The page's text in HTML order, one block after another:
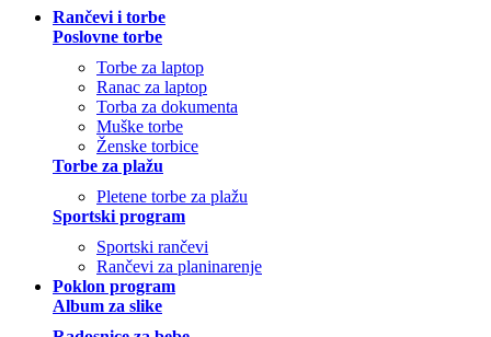
Rančevi i torbe
Poslovne torbe
Torbe za laptop
Ranac za laptop
Torba za dokumenta
Muške torbe
Ženske torbice
Torbe za plažu
Pletene torbe za plažu
Sportski program
Sportski rančevi
Rančevi za planinarenje
Poklon program
Album za slike